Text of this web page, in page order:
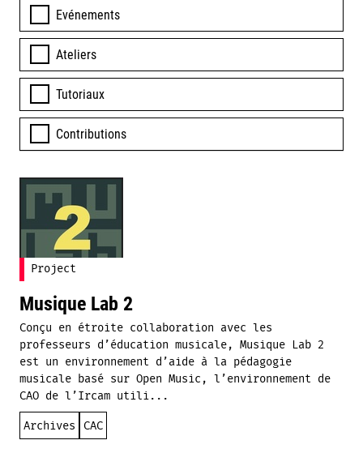
Evénements
Ateliers
Tutoriaux
Contributions
Project
Musique Lab 2
Conçu en étroite collaboration avec les
professeurs d’éducation musicale, Musique Lab 2
est un environnement d’aide à la pédagogie
musicale basé sur Open Music, l’environnement de
CAO de l’Ircam utili...
Archives CAC